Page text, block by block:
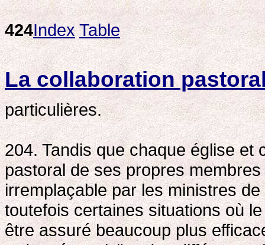
424Index Table
La collaboration
particulières.
204. Tandis que chaque église
pastoral de ses propres
irremplaçable par les ministres
toutefois certaines situations où
être assuré beaucoup plus